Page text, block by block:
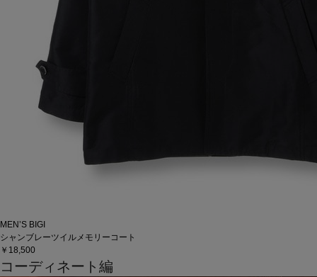
MEN’S BIGI
シャンブレーツイルメモリーコート
￥18,500
コーディネート編